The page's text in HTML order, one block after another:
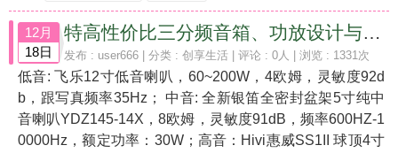
12月
18日
特高性价比三分频音箱、功放设计与搭配
发布 : user666 | 分类 : 创享生活 | 评论 : 0人 | 浏览 : 1331次
低音: 飞乐12寸低音喇叭，60~200W，4欧姆，灵敏度92d
b，跟写真频率35Hz； 中音: 全新银笛全密封盆架5寸纯中
音喇叭YDZ145-14X，8欧姆，灵敏度91dB，频率600HZ-1
0000Hz，额定功率：30W；高音：Hivi惠威SS1II 球顶4寸